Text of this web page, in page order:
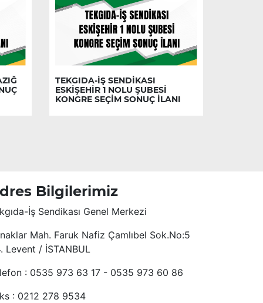
TEKGIDA-İŞ SENDİKASI
ESKİŞEHİR 1 NOLU ŞUBESİ
KONGRE SEÇİM SONUÇ İLANI
Bilgilerimiz
İş Sendikası Genel Merkezi
Mah. Faruk Nafiz Çamlıbel Sok.No:5
Levent / İSTANBUL
: 0535 973 63 17 - 0535 973 60 86
: 0212 278 9534